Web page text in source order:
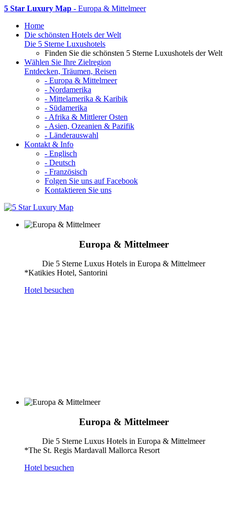
5 Star Luxury Map - Europa & Mittelmeer
Home
Die schönsten Hotels der Welt
Die 5 Sterne Luxushotels
Finden Sie die schönsten 5 Sterne Luxushotels der Welt
Wählen Sie Ihre Zielregion
Entdecken, Träumen, Reisen
- Europa & Mittelmeer
- Nordamerika
- Mittelamerika & Karibik
- Südamerika
- Afrika & Mittlerer Osten
- Asien, Ozeanien & Pazifik
- Länderauswahl
Kontakt & Info
- Englisch
- Deutsch
- Französisch
Folgen Sie uns auf Facebook
Kontaktieren Sie uns
Europa & Mittelmeer
Die 5 Sterne Luxus Hotels in Europa & Mittelmeer
*Katikies Hotel, Santorini
Hotel besuchen
Europa & Mittelmeer
Die 5 Sterne Luxus Hotels in Europa & Mittelmeer
*The St. Regis Mardavall Mallorca Resort
Hotel besuchen